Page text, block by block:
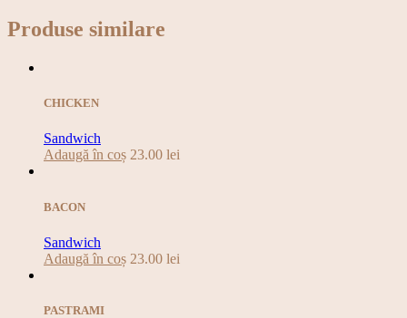
Produse similare
CHICKEN
Sandwich
Adaugă în coș 23.00 lei
BACON
Sandwich
Adaugă în coș 23.00 lei
PASTRAMI